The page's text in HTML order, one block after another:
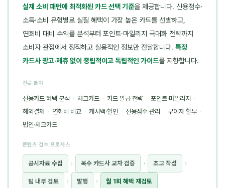
실제 소비 패턴에 최적화된 카드 선택 기준을 제공합니다. 신용점수·
소득·소비 유형별로 실질 혜택이 가장 높은 카드를 선별하고,
연회비 대비 수익률 분석부터 포인트·마일리지 극대화 전략까지
소비자 관점에서 정직하고 실용적인 정보만 전달합니다. 특정
카드사 광고·제휴 없이 중립적이고 독립적인 가이드를 지향합니다.
전문 분야
신용카드 혜택 분석 · 체크카드 · 카드 발급 전략 · 포인트·마일리지 ·
해외결제 · 연회비 비교 · 캐시백·할인 · 신용점수 관리 · 무이자 할부 ·
법인·체크카드
콘텐츠 검수 프로세스
공시자료 수집 › 복수 카드사 교차 검증 › 초고 작성 ›
팀 내부 검토 › 발행 › 월 1회 혜택 재검토